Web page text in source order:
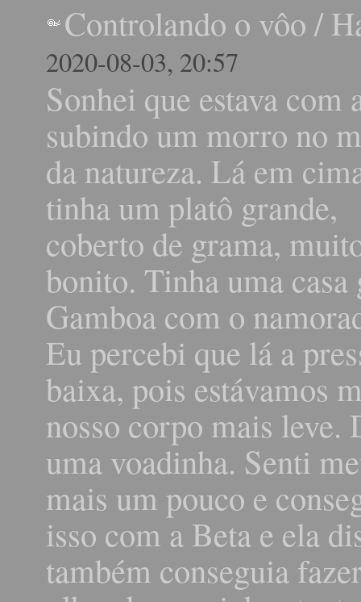
Controlando o vôo /
2020-08-03, 20:57
Sonhei que estava com
subindo um morro no
da natureza. Lá em
tinha um platô grande,
coberto de grama,
bonito. Tinha uma casa
Gamboa com o
Eu percebi que lá a
baixa, pois estávamos
nosso corpo mais leve.
uma voadinha. Senti
mais um pouco e
isso com a Beta e ela
também conseguia